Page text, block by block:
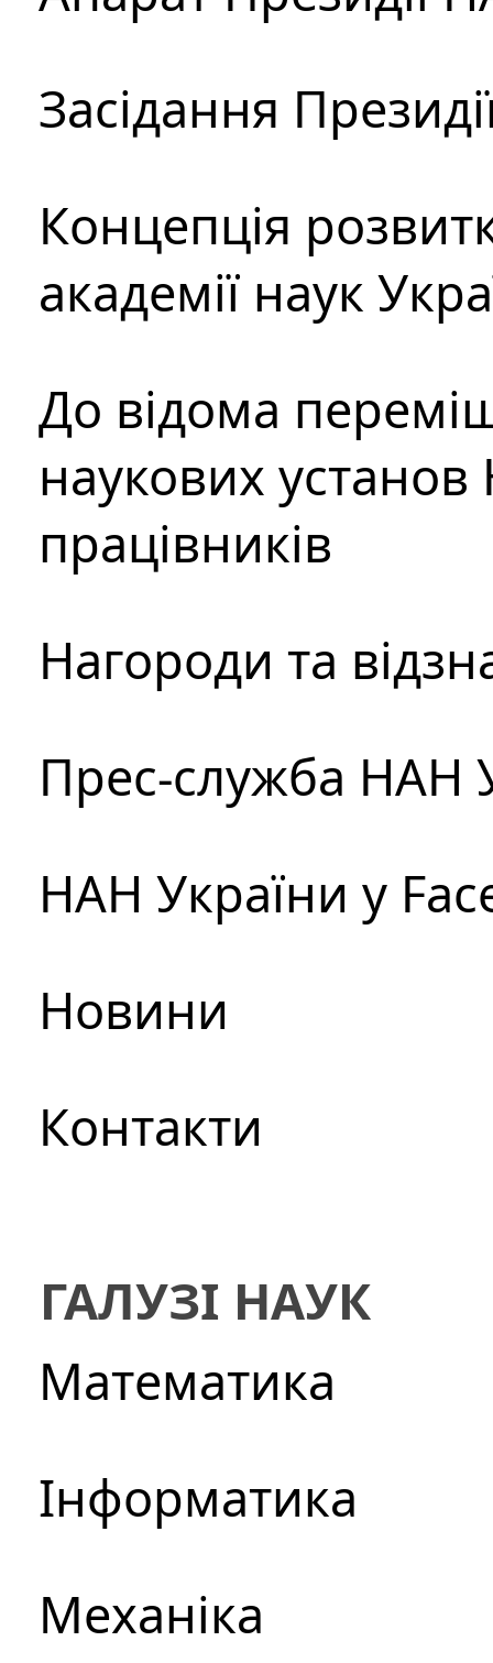
Засідання
Концепція
академії наук
До відома
наукових установ
працівників
Нагороди та
Прес-служба НАН
НАН України у
Новини
Контакти
ГАЛУЗІ НАУК
Математика
Інформатика
Механіка